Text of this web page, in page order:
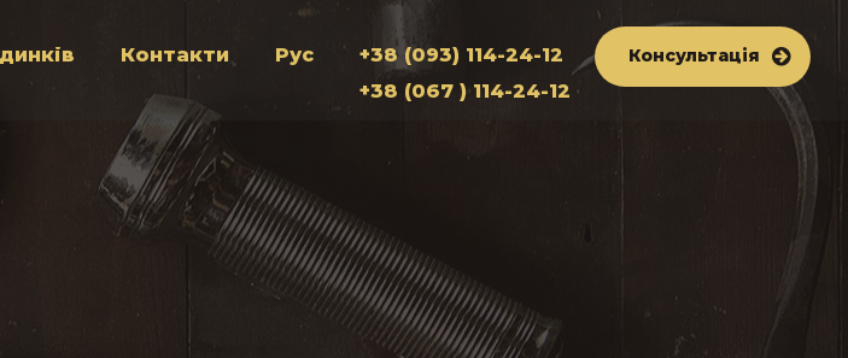
Контакти Рус
+38 (093) 114-24-12
+38 (067 ) 114-24-12
Консультація